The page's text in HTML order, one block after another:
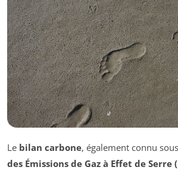
Le bilan carbone, également connu
des Émissions de Gaz à Effet de Serre